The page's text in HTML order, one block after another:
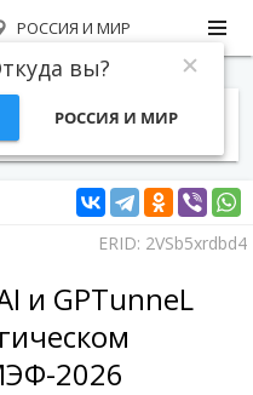
РОССИЯ И МИР
вы?
РОССИЯ И МИР
ФОТО
ERID: 2VSb5xrdbd4
и GPTunneL
2026